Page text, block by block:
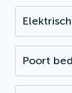
Poort